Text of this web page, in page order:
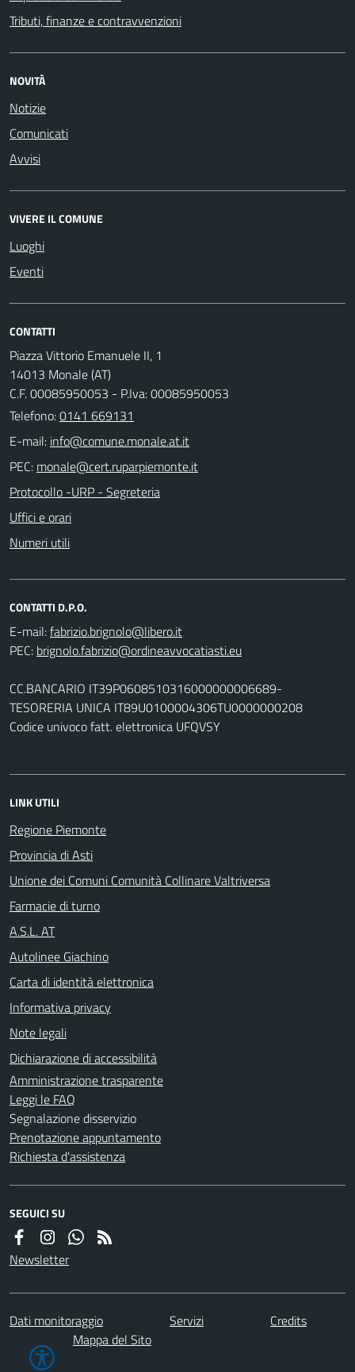
Tributi, finanze e contravvenzioni
NOVITÀ
Notizie
Comunicati
Avvisi
VIVERE IL COMUNE
Luoghi
Eventi
CONTATTI
Piazza Vittorio Emanuele II, 1
14013 Monale (AT)
C.F. 00085950053 - P.Iva: 00085950053
Telefono:0141 669131
E-mail:
PEC:
Protocollo -URP - Segreteria
Uffici e orari
Numeri utili
CONTATTI D.P.O.
E-mail:
PEC:
CC.BANCARIO IT39P0608510316000000006689-
TESORERIA UNICA IT89U0100004306TU0000000208
Codice univoco fatt. elettronica UFQVSY
LINK UTILI
Regione Piemonte
Provincia di Asti
Unione dei Comuni Comunità Collinare Valtriversa
Farmacie di turno
A.S.L. AT
Autolinee Giachino
Carta di identità elettronica
Informativa privacy
Note legali
Dichiarazione di accessibilità
Amministrazione trasparente
Leggi le FAQ
Segnalazione disservizio
Prenotazione appuntamento
Richiesta d'assistenza
SEGUICI SU
Newsletter
Dati monitoraggio Servizi
Credits
Mappa del Sito